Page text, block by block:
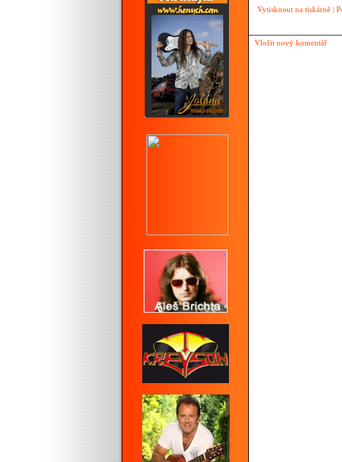
Vytisknout na tiskárně |
Vložit nový komentář